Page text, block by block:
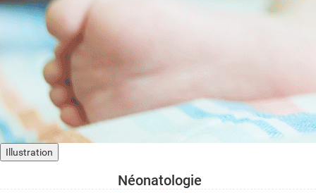
Illustration
Néonatologie